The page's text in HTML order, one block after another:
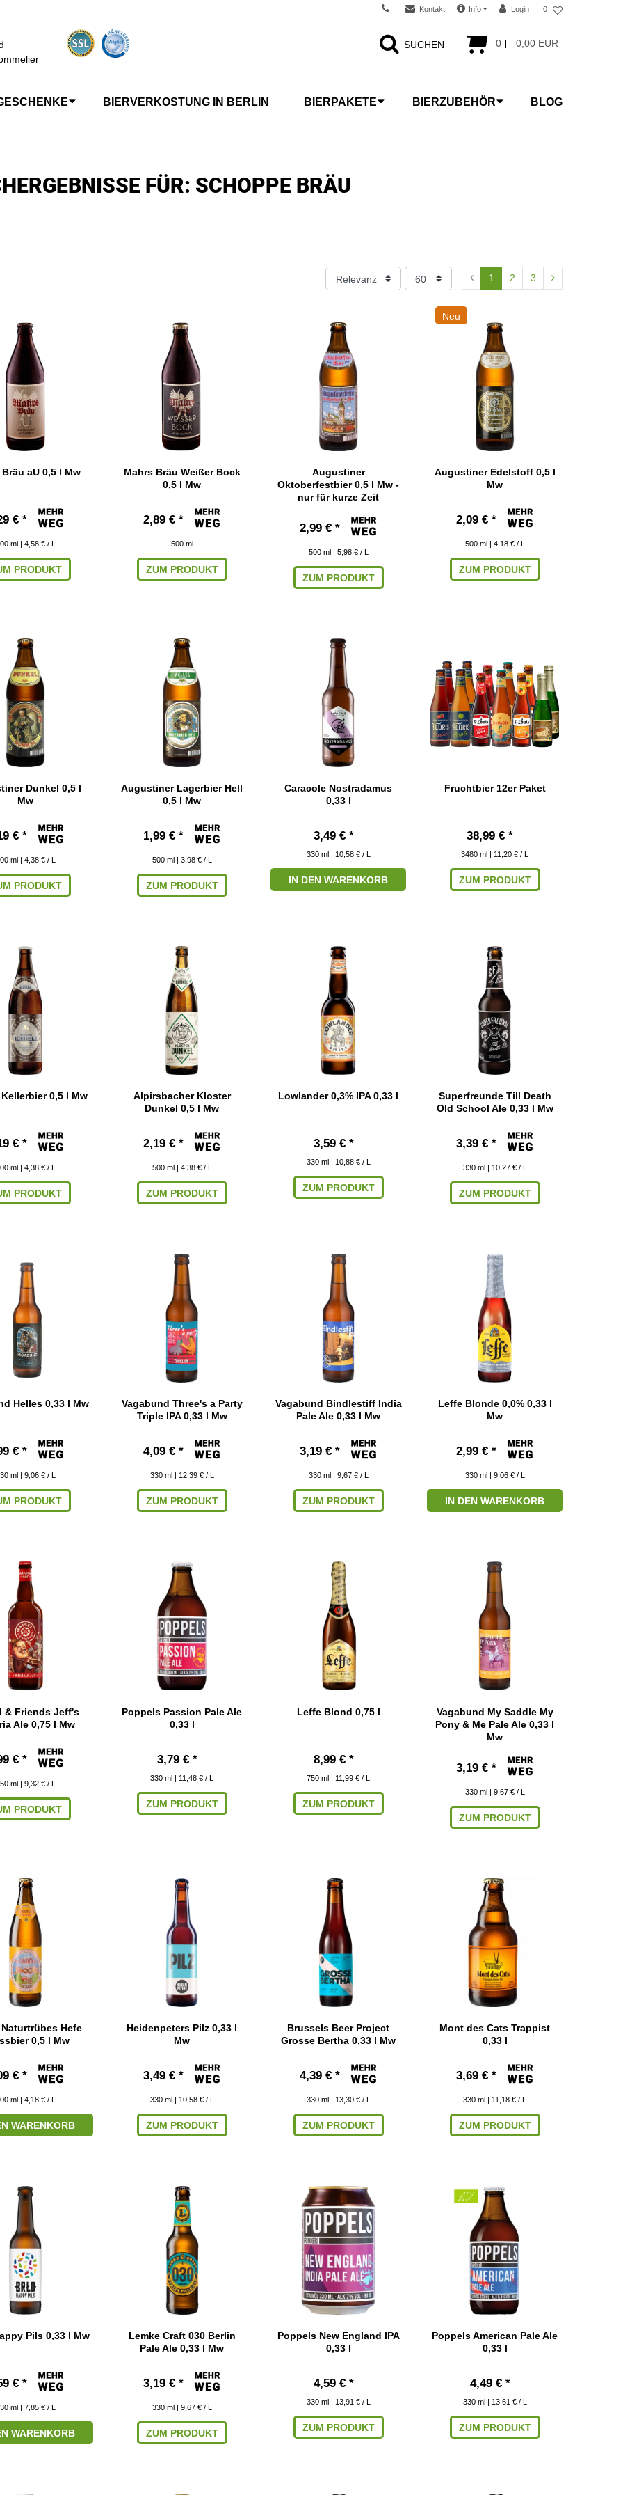
Kontakt Info Login 0
0 0,00 EUR
SUCHEN
BIERVERKOSTUNG IN BERLIN BIERPAKETE BIERZUBEHÖR BLOG
FÜR: SCHOPPE BRÄU
1 2 3
aU 0,5 l Mw
€ *
ml | 4,58 € / L
PRODUKT
Mahrs Bräu Weißer Bock
0,5 l Mw
2,89 € *
500 ml
ZUM PRODUKT
Augustiner
Oktoberfestbier 0,5 l Mw -
nur für kurze Zeit
2,99 € *
500 ml | 5,98 € / L
ZUM PRODUKT
Neu
Augustiner Edelstoff 0,5 l
Mw
2,09 € *
500 ml | 4,18 € / L
ZUM PRODUKT
Dunkel 0,5 l
Mw
€ *
ml | 4,38 € / L
PRODUKT
Augustiner Lagerbier Hell
0,5 l Mw
1,99 € *
500 ml | 3,98 € / L
ZUM PRODUKT
Caracole Nostradamus
0,33 l
3,49 € *
330 ml | 10,58 € / L
IN DEN WARENKORB
Fruchtbier 12er Paket
38,99 € *
3480 ml | 11,20 € / L
ZUM PRODUKT
0,5 l Mw
€ *
ml | 4,38 € / L
PRODUKT
Alpirsbacher Kloster
Dunkel 0,5 l Mw
2,19 € *
500 ml | 4,38 € / L
ZUM PRODUKT
Lowlander 0,3% IPA 0,33 l
3,59 € *
330 ml | 10,88 € / L
ZUM PRODUKT
Superfreunde Till Death
Old School Ale 0,33 l Mw
3,39 € *
330 ml | 10,27 € / L
ZUM PRODUKT
Helles 0,33 l Mw
€ *
ml | 9,06 € / L
PRODUKT
Vagabund Three's a Party
Triple IPA 0,33 l Mw
4,09 € *
330 ml | 12,39 € / L
ZUM PRODUKT
Vagabund Bindlestiff India
Pale Ale 0,33 l Mw
3,19 € *
330 ml | 9,67 € / L
ZUM PRODUKT
Leffe Blonde 0,0% 0,33 l
Mw
2,99 € *
330 ml | 9,06 € / L
IN DEN WARENKORB
& Friends Jeff's
Ale 0,75 l Mw
€ *
ml | 9,32 € / L
PRODUKT
Poppels Passion Pale Ale
0,33 l
3,79 € *
330 ml | 11,48 € / L
ZUM PRODUKT
Leffe Blond 0,75 l
8,99 € *
750 ml | 11,99 € / L
ZUM PRODUKT
Vagabund My Saddle My
Pony & Me Pale Ale 0,33 l
Mw
3,19 € *
330 ml | 9,67 € / L
ZUM PRODUKT
Hefe
0,5 l Mw
€ *
ml | 4,18 € / L
WARENKORB
Heidenpeters Pilz 0,33 l
Mw
3,49 € *
330 ml | 10,58 € / L
ZUM PRODUKT
Brussels Beer Project
Grosse Bertha 0,33 l Mw
4,39 € *
330 ml | 13,30 € / L
ZUM PRODUKT
Mont des Cats Trappist
0,33 l
3,69 € *
330 ml | 11,18 € / L
ZUM PRODUKT
Pils 0,33 l Mw
€ *
ml | 7,85 € / L
WARENKORB
Lemke Craft 030 Berlin
Pale Ale 0,33 l Mw
3,19 € *
330 ml | 9,67 € / L
ZUM PRODUKT
Poppels New England IPA
0,33 l
4,59 € *
330 ml | 13,91 € / L
ZUM PRODUKT
Poppels American Pale Ale
0,33 l
4,49 € *
330 ml | 13,61 € / L
ZUM PRODUKT